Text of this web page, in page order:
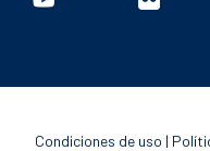
Condiciones de uso |